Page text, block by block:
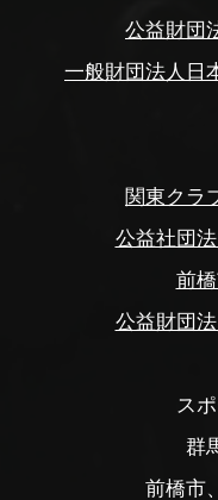
公益財団
一般財団法人日
関東クラ
公益社団
前
公益財団
ス
群
前橋市